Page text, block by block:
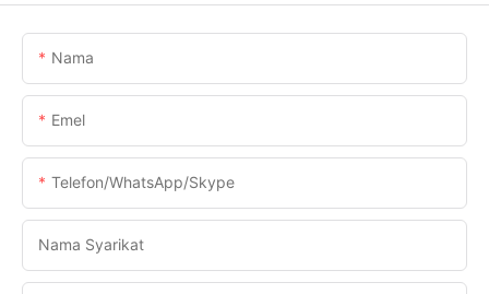
Nama
Emel
Telefon/WhatsApp/Skype
Nama Syarikat